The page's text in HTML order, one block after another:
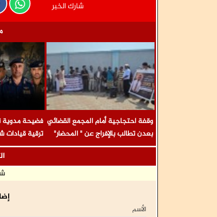
شارك الخبر
وقفة احتجاجية أمام المجمع القضائي
بعدن تطالب بالإفراج عن " المحضار"
وآخرين وحسم القضايا المتعثرة
فضيحة مدوية
ترقية قيادات
تسليم
وتهميش
الأسم